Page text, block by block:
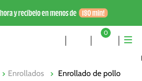
0
Enrollados
Enrollado de pollo